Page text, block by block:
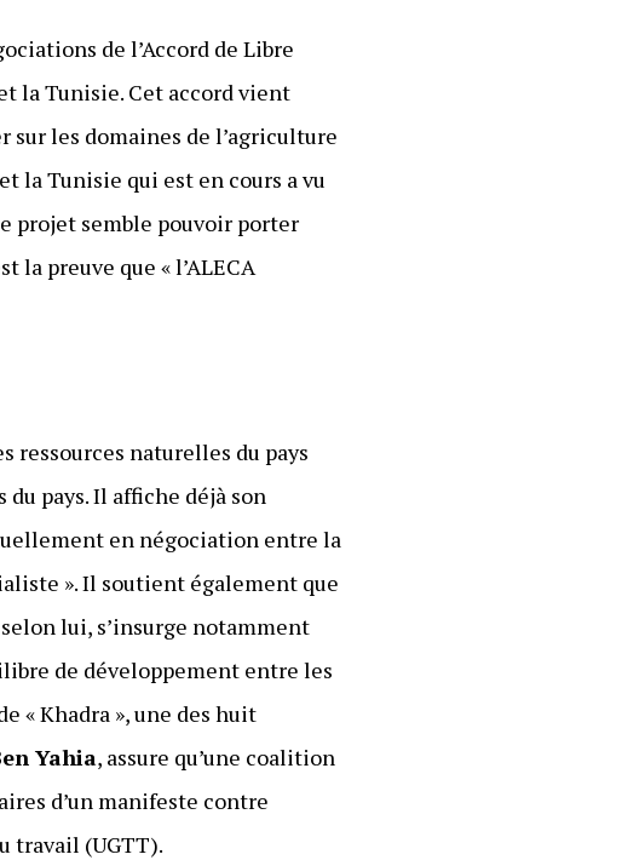
de l’Accord de Libre
la Tunisie. Cet accord vient
sur les domaines de l’agriculture
la Tunisie qui est en cours a vu
projet semble pouvoir porter
la preuve que « l’ALECA
naturelles du pays
pays. Il affiche déjà son
en négociation entre la
». Il soutient également que
lui, s’insurge notamment
de développement entre les
« Khadra », une des huit
Yahia, assure qu’une coalition
d’un manifeste contre
travail (UGTT).